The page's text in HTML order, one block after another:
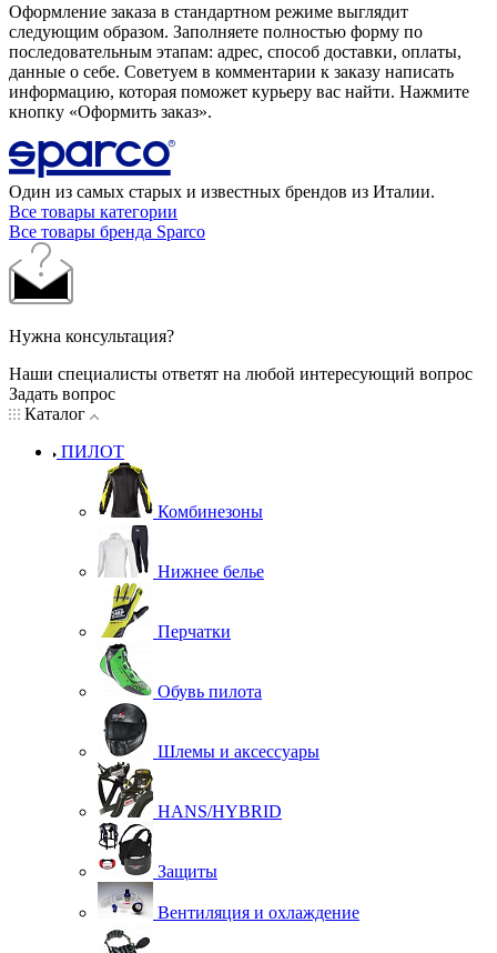
Оформление заказа в стандартном режиме выглядит
следующим образом. Заполняете полностью форму по
последовательным этапам: адрес, способ доставки, оплаты,
данные о себе. Советуем в комментарии к заказу написать
информацию, которая поможет курьеру вас найти. Нажмите
кнопку «Оформить заказ».
Один из самых старых и известных брендов из Италии.
Все товары категории
Все товары бренда Sparco
Нужна консультация?
Наши специалисты ответят на любой интересующий вопрос
Задать вопрос
Каталог
ПИЛОТ
Комбинезоны
Нижнее белье
Перчатки
Обувь пилота
Шлемы и аксессуары
HANS/HYBRID
Защиты
Вентиляция и охлаждение